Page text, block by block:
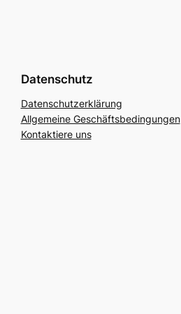
Datenschutz
Datenschutzerklärung
Allgemeine Geschäftsbedingungen
Kontaktiere uns